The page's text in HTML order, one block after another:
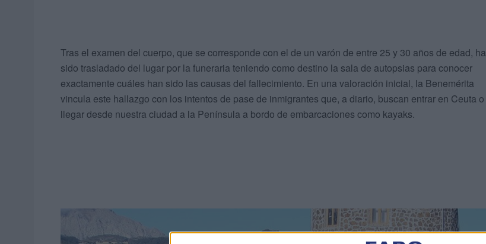
Tras el examen del cuerpo, que se corresponde con el de un varón de entre 25 y 30 años de edad, ha
sido trasladado del lugar por la funeraria teniendo como destino la sala de autopsias para conocer
exactamente cuáles han sido las causas del fallecimiento. En una valoración inicial, la Benemérita
vincula este hallazgo con los intentos de pase de inmigrantes que, a diario, buscan entrar en Ceuta o
llegar desde nuestra ciudad a la Península a bordo de embarcaciones como kayaks.